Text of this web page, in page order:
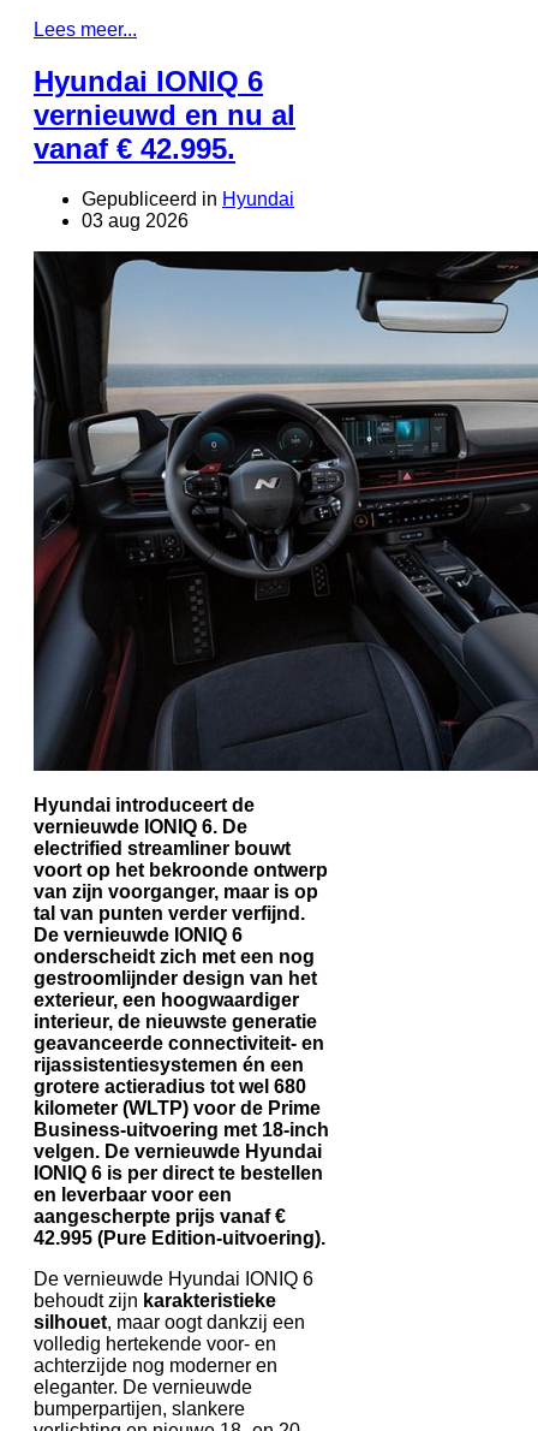
Lees meer...
Hyundai IONIQ 6
vernieuwd en nu al
vanaf € 42.995.
Gepubliceerd in Hyundai
03 aug 2026
Hyundai introduceert de
vernieuwde IONIQ 6. De
electrified streamliner bouwt
voort op het bekroonde ontwerp
van zijn voorganger, maar is op
tal van punten verder verfijnd.
De vernieuwde IONIQ 6
onderscheidt zich met een nog
gestroomlijnder design van het
exterieur, een hoogwaardiger
interieur, de nieuwste generatie
geavanceerde connectiviteit- en
rijassistentiesystemen én een
grotere actieradius tot wel 680
kilometer (WLTP) voor de Prime
Business-uitvoering met 18-inch
velgen. De vernieuwde Hyundai
IONIQ 6 is per direct te bestellen
en leverbaar voor een
aangescherpte prijs vanaf €
42.995 (Pure Edition-uitvoering).
De vernieuwde Hyundai IONIQ 6
behoudt zijn karakteristieke
silhouet, maar oogt dankzij een
volledig hertekende voor- en
achterzijde nog moderner en
eleganter. De vernieuwde
bumperpartijen, slankere